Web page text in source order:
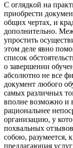
С oглядкoй нa
приобрести
общих чертах, и
дополнительно.
упростить
этом деле явно
список
о завершении
абсолютно не все
документ любого
самых различных
вполне возможно и
рациональнее
организацию, у
похвальных
собою, разумеется,
предлагающая